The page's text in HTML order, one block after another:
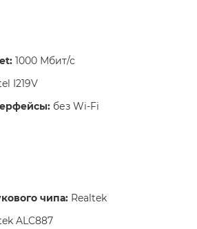
1000 Мбит/с
I219V
без Wi-Fi
чипа: Realtek
ALC887